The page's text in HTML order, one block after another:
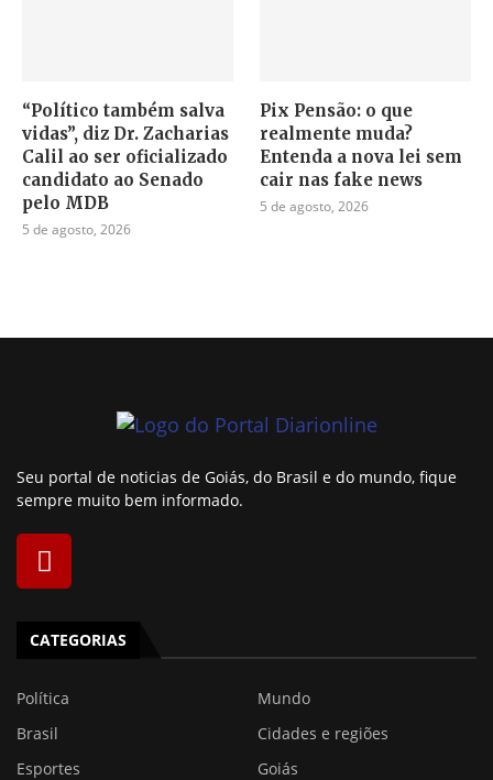
“Político também salva
vidas”, diz Dr. Zacharias
Calil ao ser oficializado
candidato ao Senado
pelo MDB
5 de agosto, 2026
Pix Pensão: o que
realmente muda?
Entenda a nova lei sem
cair nas fake news
5 de agosto, 2026
Seu portal de noticias de Goiás, do Brasil e do mundo, fique
sempre muito bem informado.
CATEGORIAS
Política
Mundo
Brasil
Cidades e regiões
Esportes
Goiás